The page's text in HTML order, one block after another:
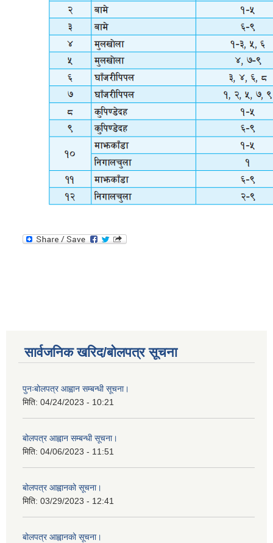
सार्वजनिक खरिद/बोलपत्र सूचना
पुनःबोलपत्र आह्वान सम्बन्धी सूचना।
मिति: 04/24/2023 - 10:21
बोलपत्र आह्वान सम्बन्धी सूचना।
मिति: 04/06/2023 - 11:51
बोलपत्र आह्वानको सूचना।
मिति: 03/29/2023 - 12:41
बोलपत्र आह्वानको सूचना।